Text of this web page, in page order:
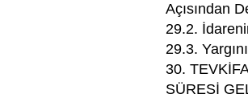
Açısından
29.2.
29.3.
30.
SÜRESİ